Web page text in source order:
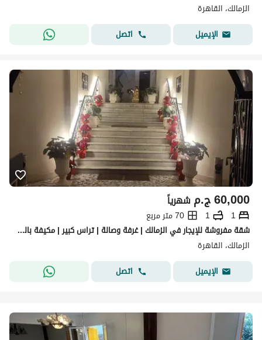
الزمالك، القاهرة
الإيميل
اتصل
ج.م60,000 شهرياً
1
1
70 متر مربع
شقة مفروشة للإيجار في الزمالك | غرفة وصالة | تراس كبير | مكيفة بالكامل
الزمالك، القاهرة
الإيميل
اتصل